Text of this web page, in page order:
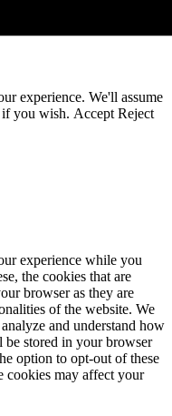
experience. We'll assume
you wish. Accept Reject
experience while you
the cookies that are
browser as they are
of the website. We
and understand how
be stored in your browser
option to opt-out of these
cookies may affect your